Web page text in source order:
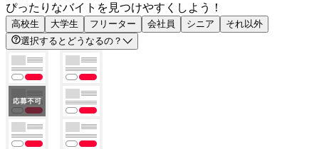
ぴったりなバイトを見つけやすくしよう！
高校生 大学生 フリーター 会社員 シニア
それ以外
選択するとどうなるの？